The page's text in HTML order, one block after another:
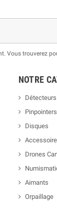
Vous trouverez
NOTRE
Détecteurs
Pinpointers
Disques
Drones
Aimants
Orpaillage